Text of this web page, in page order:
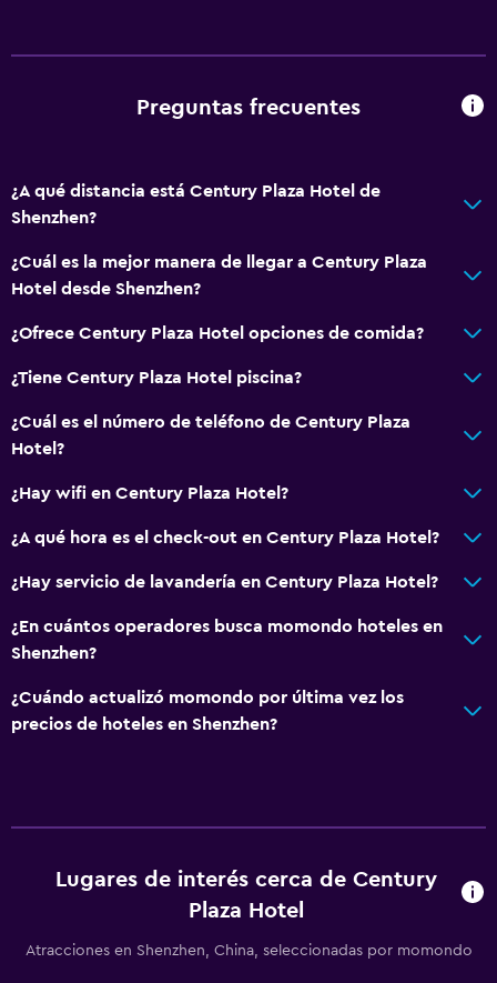
Preguntas frecuentes
¿A qué distancia está Century Plaza Hotel de
Shenzhen?
¿Cuál es la mejor manera de llegar a Century Plaza
Hotel desde Shenzhen?
¿Ofrece Century Plaza Hotel opciones de comida?
¿Tiene Century Plaza Hotel piscina?
¿Cuál es el número de teléfono de Century Plaza
Hotel?
¿Hay wifi en Century Plaza Hotel?
¿A qué hora es el check-out en Century Plaza Hotel?
¿Hay servicio de lavandería en Century Plaza Hotel?
¿En cuántos operadores busca momondo hoteles en
Shenzhen?
¿Cuándo actualizó momondo por última vez los
precios de hoteles en Shenzhen?
Lugares de interés cerca de Century
Plaza Hotel
Atracciones en Shenzhen, China, seleccionadas por momondo